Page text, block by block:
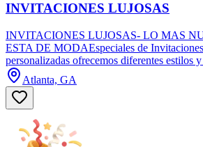
INVITACIONES LUJOSAS
INVITACIONES LUJOSAS- LO MAS
ESTA DE MODAEspeciales de
personalizadas ofrecemos diferentes estilos
Atlanta, GA